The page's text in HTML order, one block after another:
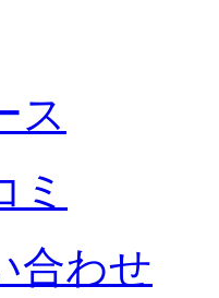
ス
ミ
合わせ